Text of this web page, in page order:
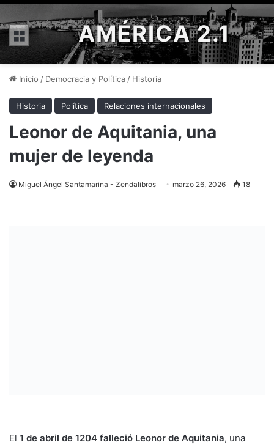
Menú AMÉRICA 2.1
Inicio / Democracia y Política / Historia
Historia Política Relaciones internacionales
Leonor de Aquitania, una
mujer de leyenda
Miguel Ángel Santamarina - Zendalibros marzo 26, 2026 18
El 1 de abril de 1204 falleció Leonor de Aquitania, una